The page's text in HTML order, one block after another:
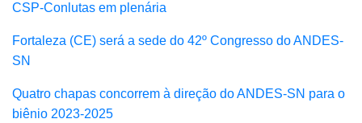
CSP-Conlutas em plenária
Fortaleza (CE) será a sede do 42º Congresso do ANDES-
SN
Quatro chapas concorrem à direção do ANDES-SN para o
biênio 2023-2025